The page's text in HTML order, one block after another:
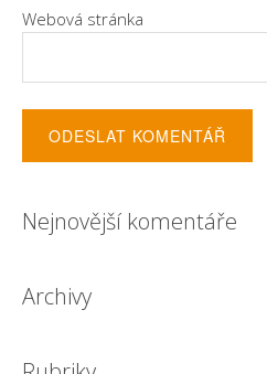
Webová stránka
Nejnovější komentáře
Archivy